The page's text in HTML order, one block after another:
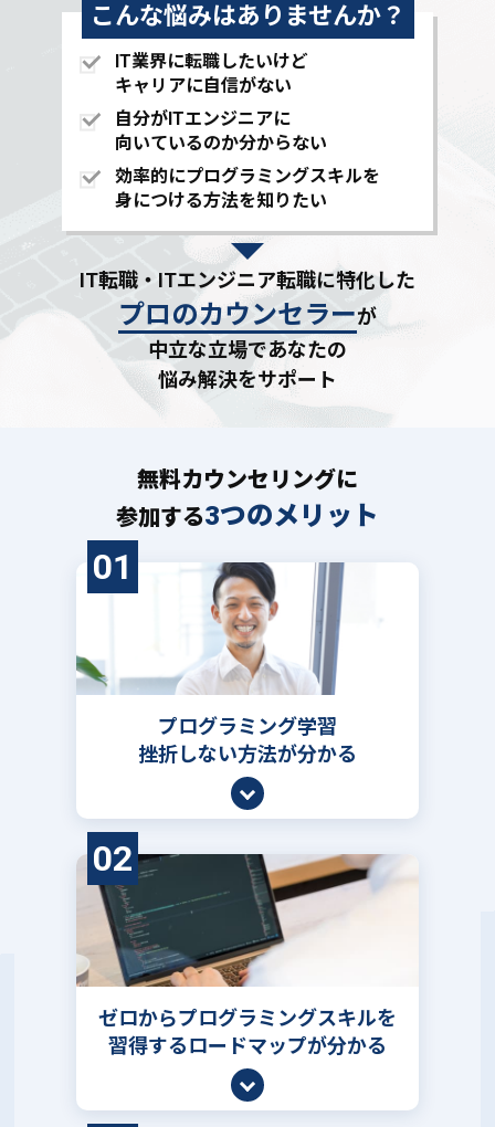
こんな悩みはありませんか？
IT業界に転職したいけど
キャリアに自信がない
自分がITエンジニアに
向いているのか分からない
効率的にプログラミングスキルを
身につける方法を知りたい
IT転職・ITエンジニア転職に特化した
プロのカウンセラーが
中立な立場であなたの
悩み解決をサポート
無料カウンセリングに
参加する3つのメリット
01
プログラミング学習
挫折しない方法が分かる
02
ゼロからプログラミングスキルを
習得するロードマップが分かる